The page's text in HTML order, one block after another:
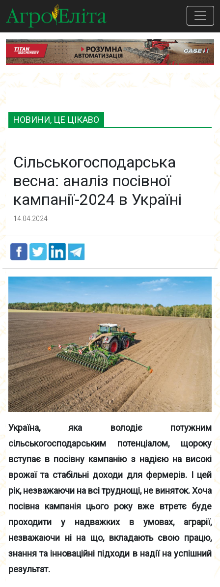
НОВИНИ, ЦЕ ЦІКАВО
Сільськогосподарська
весна: аналіз посівної
кампанії-2024 в Україні
14.04.2024
Україна, яка володіє потужним
сільськогосподарським потенціалом, щороку
вступає в посівну кампанію з надією на високі
врожаї та стабільні доходи для фермерів. І цей
рік, незважаючи на всі труднощі, не виняток. Хоча
посівна кампанія цього року вже втретє буде
проходити у надважких в умовах, аграрії,
незважаючи ні на що, вкладають свою працю,
знання та інноваційні підходи в надії на успішний
результат.